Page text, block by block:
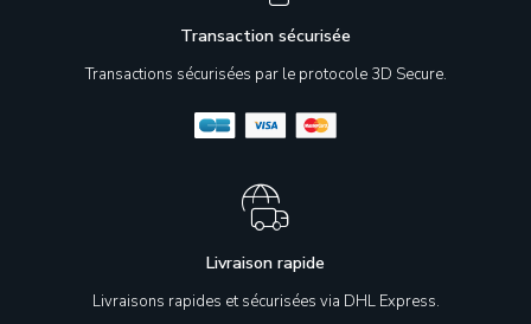
Transaction sécurisée
Transactions sécurisées par le protocole 3D Secure.
Livraison rapide
Livraisons rapides et sécurisées via DHL Express.